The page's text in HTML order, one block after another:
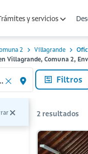
y servicios
2 Villagrande
Villagrande, Comuna 2,
Filtros
2 resultados